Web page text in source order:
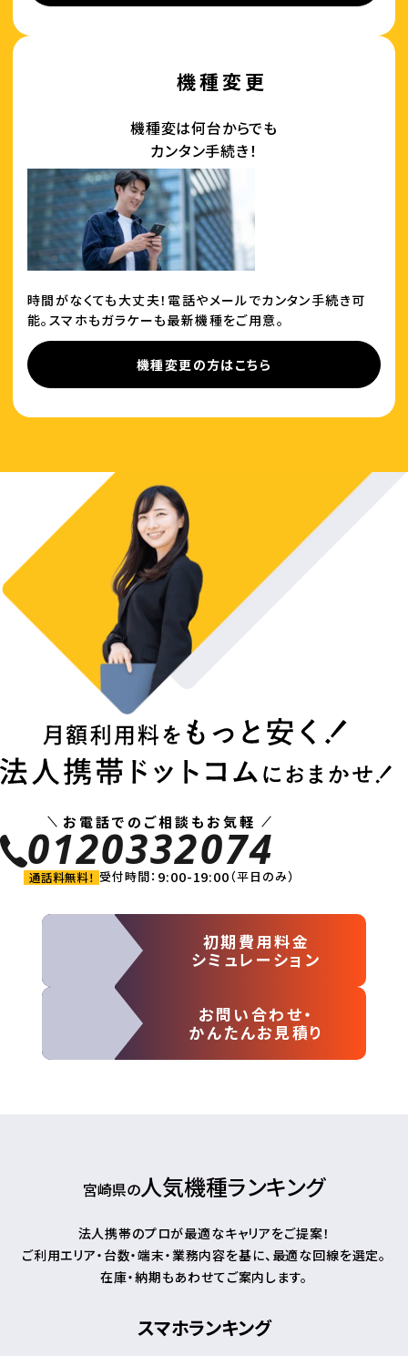
機種変更
機種変は何台からでも
カンタン手続き！
時間がなくても大丈夫！電話やメールでカンタン手続き可
能。スマホもガラケーも最新機種をご用意。
機種変更の方はこちら
お電話でのご相談もお気軽
0120332074
通話料無料！ 受付時間： 9:00-19:00（平日のみ）
初期費用料金
シミュレーション
お問い合わせ・
かんたんお見積り
宮崎県の人気機種ランキング
法人携帯のプロが最適なキャリアをご提案！
ご利用エリア・台数・端末・業務内容を基に、最適な回線を選定。
在庫・納期もあわせてご案内します。
スマホランキング